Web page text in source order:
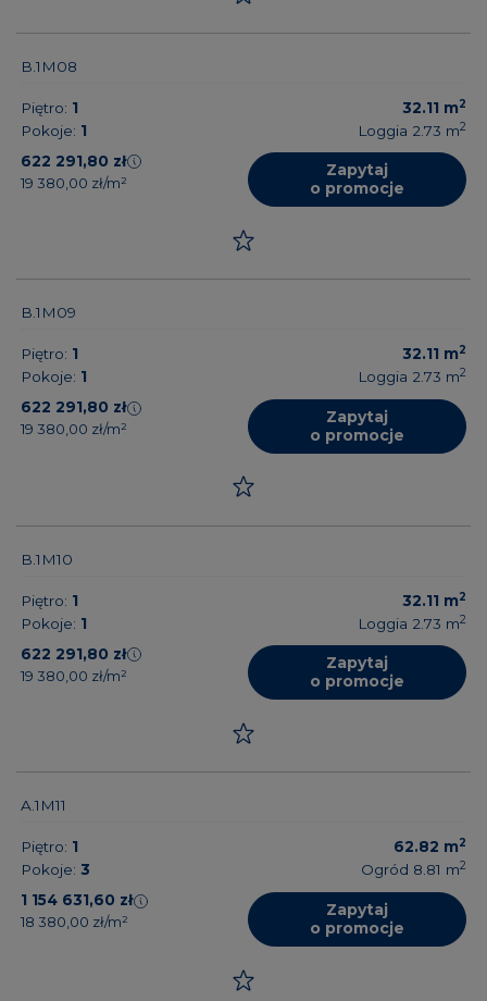
B.1M08
Piętro: 1
Pokoje: 1
622 291,80 zł
19 380,00 zł/m²
32.11 m2
Loggia 2.73 m2
Zapytaj
o promocje
B.1M09
Piętro: 1
Pokoje: 1
622 291,80 zł
19 380,00 zł/m²
32.11 m2
Loggia 2.73 m2
Zapytaj
o promocje
B.1M10
Piętro: 1
Pokoje: 1
622 291,80 zł
19 380,00 zł/m²
32.11 m2
Loggia 2.73 m2
Zapytaj
o promocje
A.1M11
Piętro: 1
Pokoje: 3
1 154 631,60 zł
18 380,00 zł/m²
62.82 m2
Ogród 8.81 m2
Zapytaj
o promocje